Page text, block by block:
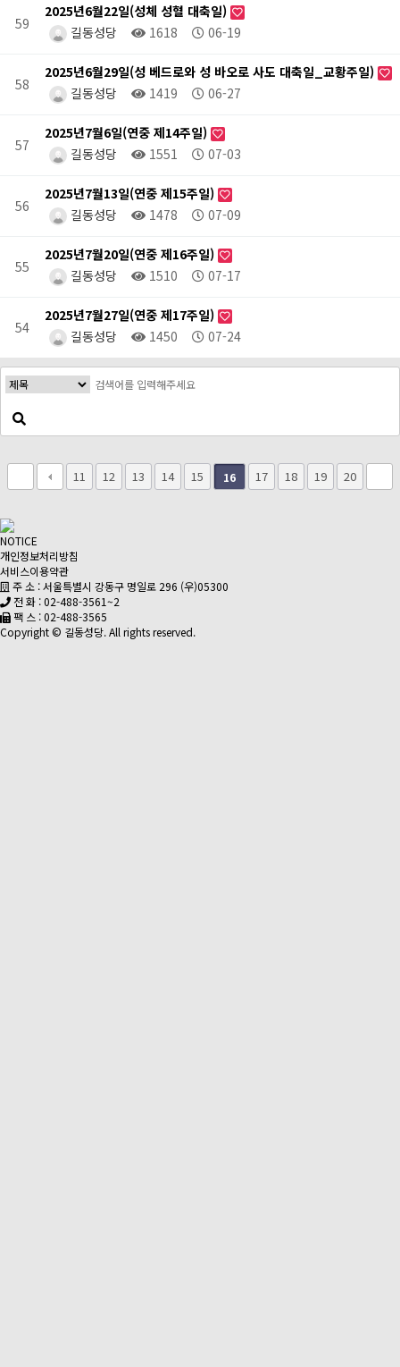
59
2025년6월22일(성체 성혈 대축일)
길동성당
1618 06-19
58
2025년6월29일(성 베드로와 성 바오로 사도 대축일_교황주일)
길동성당
1419 06-27
57
2025년7월6일(연중 제14주일)
길동성당
1551 07-03
56
2025년7월13일(연중 제15주일)
길동성당
1478 07-09
55
2025년7월20일(연중 제16주일)
길동성당
1510 07-17
54
2025년7월27일(연중 제17주일)
길동성당
1450 07-24
11 12 13 14 15 16 17 18 19 20
NOTICE
개인정보처리방침
서비스이용약관
주 소 : 서울특별시 강동구 명일로 296 (우)05300
전 화 : 02-488-3561~2
팩 스 : 02-488-3565
Copyright © 길동성당. All rights reserved.